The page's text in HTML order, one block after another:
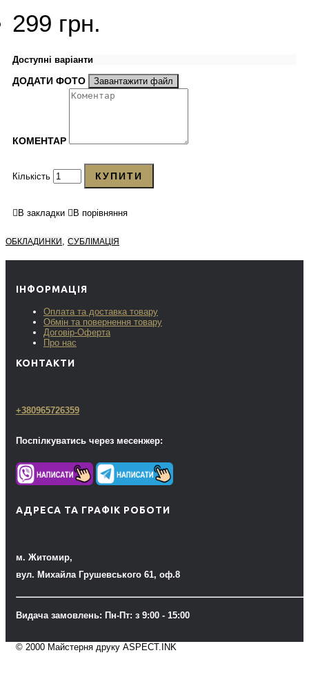
299 грн.
Доступні варіанти
ДОДАТИ ФОТО Завантажити файл
КОМЕНТАР
Кількість КУПИТИ
В закладки В порівняння
ОБКЛАДИНКИ , СУБЛІМАЦІЯ
ІНФОРМАЦІЯ
Оплата та доставка товару
Обмін та повернення товару
Договір-Оферта
Про нас
КОНТАКТИ
+380965726359
Поспілкуватись через месенжер:
АДРЕСА ТА ГРАФІК РОБОТИ
м. Житомир,
вул. Михайла Грушевського 61, оф.8
Видача замовлень: Пн-Пт: з 9:00 - 15:00
© 2000 Майстерня друку ASPECT.INK